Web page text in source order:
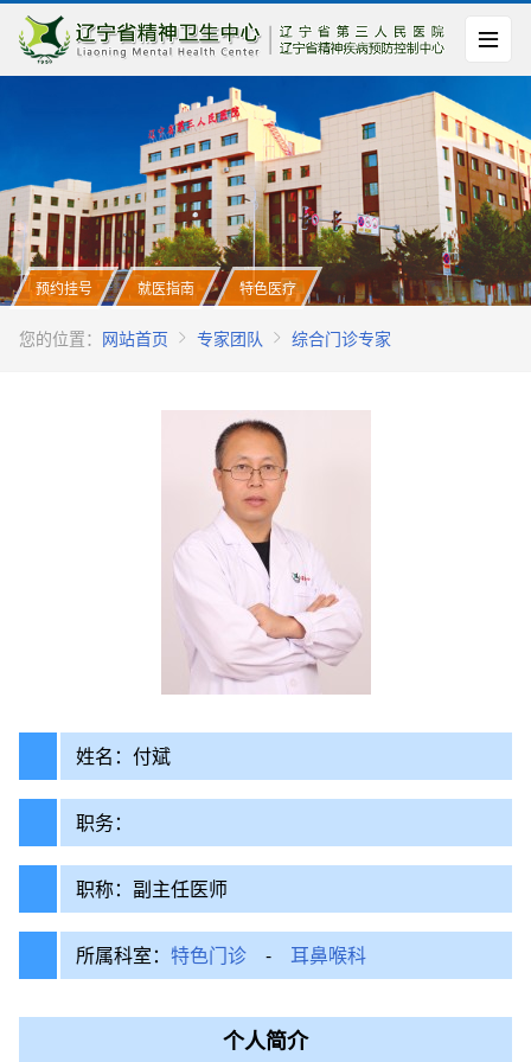
预约挂号 就医指南 特色医疗
您的位置： 网站首页 专家团队 综合门诊专家
姓名：付斌
职务：
职称：副主任医师
所属科室： 特色门诊 - 耳鼻喉科
个人简介